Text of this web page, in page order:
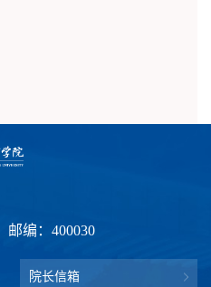
邮编：400030
院长信箱